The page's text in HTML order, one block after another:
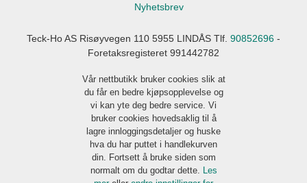
Nyhetsbrev
Teck-Ho AS Risøyvegen 110 5955 LINDÅS Tlf. 90852696 -
Foretaksregisteret 991442782
Vår nettbutikk bruker cookies slik at
du får en bedre kjøpsopplevelse og
vi kan yte deg bedre service. Vi
bruker cookies hovedsaklig til å
lagre innloggingsdetaljer og huske
hva du har puttet i handlekurven
din. Fortsett å bruke siden som
normalt om du godtar dette. Les